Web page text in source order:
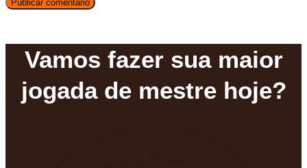
Vamos fazer sua maior
jogada de mestre hoje?